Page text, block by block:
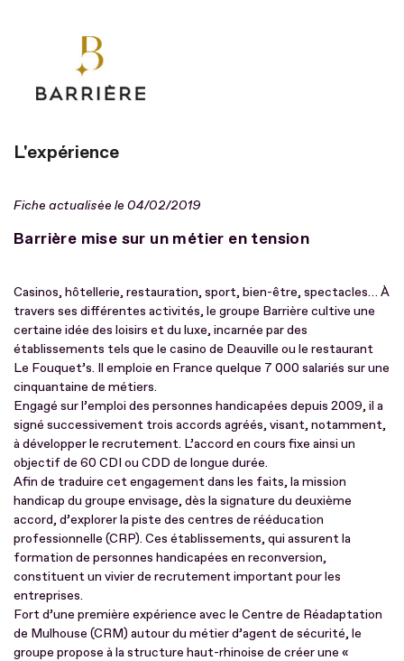
L'expérience
Fiche actualisée le 04/02/2019
Barrière mise sur un métier en tension
Casinos, hôtellerie, restauration, sport, bien-être, spectacles… À
travers ses différentes activités, le groupe Barrière cultive une
certaine idée des loisirs et du luxe, incarnée par des
établissements tels que le casino de Deauville ou le restaurant
Le Fouquet’s. Il emploie en France quelque 7 000 salariés sur une
cinquantaine de métiers.
Engagé sur l’emploi des personnes handicapées depuis 2009, il a
signé successivement trois accords agréés, visant, notamment,
à développer le recrutement. L’accord en cours fixe ainsi un
objectif de 60 CDI ou CDD de longue durée.
Afin de traduire cet engagement dans les faits, la mission
handicap du groupe envisage, dès la signature du deuxième
accord, d’explorer la piste des centres de rééducation
professionnelle (CRP). Ces établissements, qui assurent la
formation de personnes handicapées en reconversion,
constituent un vivier de recrutement important pour les
entreprises.
Fort d’une première expérience avec le Centre de Réadaptation
de Mulhouse (CRM) autour du métier d’agent de sécurité, le
groupe propose à la structure haut-rhinoise de créer une «